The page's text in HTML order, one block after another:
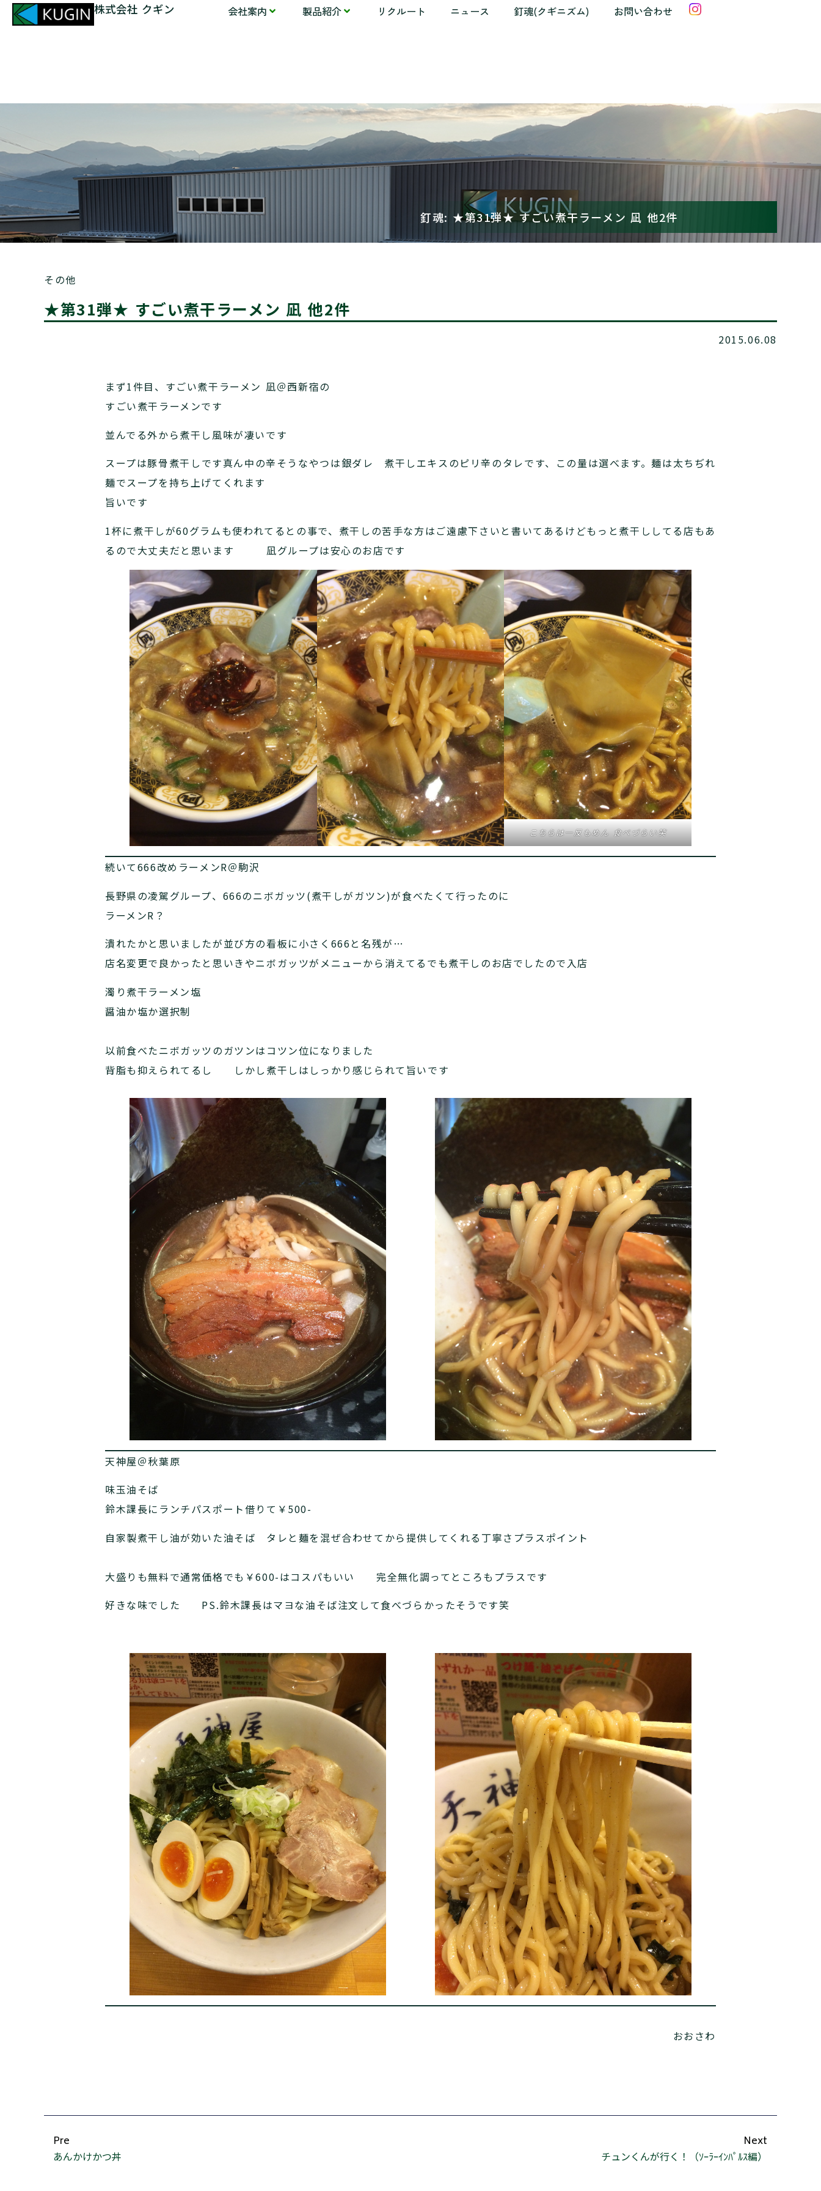
株式会社 クギン 会社案内 製品紹介 リクルート ニュース 釘魂(クギニズム) お問い合わせ
釘魂: ★第31弾★ すごい煮干ラーメン 凪 他2件
その他
★第31弾★ すごい煮干ラーメン 凪 他2件
2015.06.08
まず1件目、すごい煮干ラーメン 凪＠西新宿の
すごい煮干ラーメンです
並んでる外から煮干し風味が凄いです
スープは豚骨煮干しです真ん中の辛そうなやつは銀ダレ 煮干しエキスのピリ辛のタレです、この量は選べます。麺は太ちぢれ
麺でスープを持ち上げてくれます
旨いです
1杯に煮干しが60グラムも使われてるとの事で、煮干しの苦手な方はご遠慮下さいと書いてあるけどもっと煮干ししてる店もあ
るので大丈夫だと思います 凪グループは安心のお店です
こちらは一反もめん 食べづらい笑
続いて666改めラーメンR＠駒沢
長野県の凌駕グループ、666のニボガッツ(煮干しがガツン)が食べたくて行ったのに
ラーメンR？
潰れたかと思いましたが並び方の看板に小さく666と名残が…
店名変更で良かったと思いきやニボガッツがメニューから消えてるでも煮干しのお店でしたので入店
濁り煮干ラーメン塩
醤油か塩か選択制
以前食べたニボガッツのガツンはコツン位になりました
背脂も抑えられてるし しかし煮干しはしっかり感じられて旨いです
天神屋＠秋葉原
味玉油そば
鈴木課長にランチパスポート借りて￥500-
自家製煮干し油が効いた油そば タレと麺を混ぜ合わせてから提供してくれる丁寧さプラスポイント
大盛りも無料で通常価格でも￥600-はコスパもいい 完全無化調ってところもプラスです
好きな味でした PS.鈴木課長はマヨな油そば注文して食べづらかったそうです笑
おおさわ
Pre
あんかけかつ丼
Next
チュンくんが行く！（ｿｰﾗｰｲﾝﾊﾟﾙｽ編）